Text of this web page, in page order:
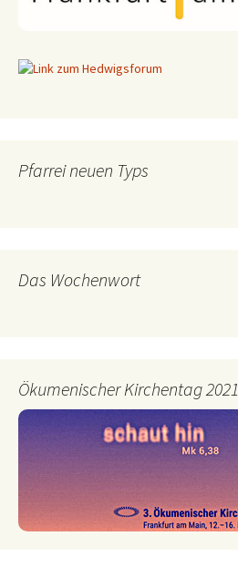
Pfarrei neuen Typs
Das Wochenwort
Ökumenischer Kirchentag 2021